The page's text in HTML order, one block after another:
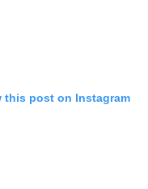
this post on Instagram